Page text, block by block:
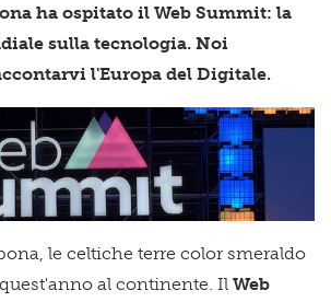
ha ospitato il Web Summit: la
sulla tecnologia. Noi
l'Europa del Digitale.
le celtiche terre color smeraldo
al continente. Il Web